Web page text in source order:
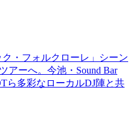
・フォルクローレ」シーン
アーへ。今池・Sound Bar
ら多彩なローカルDJ陣と共